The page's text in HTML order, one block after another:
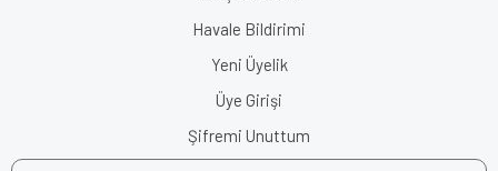
Havale Bildirimi
Yeni Üyelik
Üye Girişi
Şifremi Unuttum